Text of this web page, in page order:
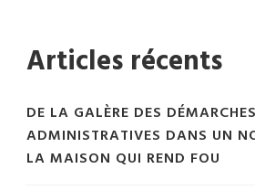
Articles récents
DE LA GALÈRE DES DÉMARCHES
ADMINISTRATIVES DANS UN
LA MAISON QUI REND FOU